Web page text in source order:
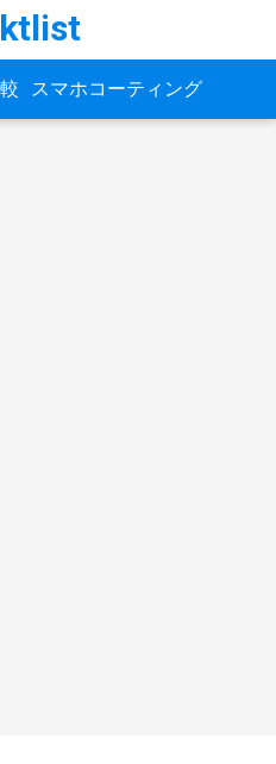
スマホコーティング